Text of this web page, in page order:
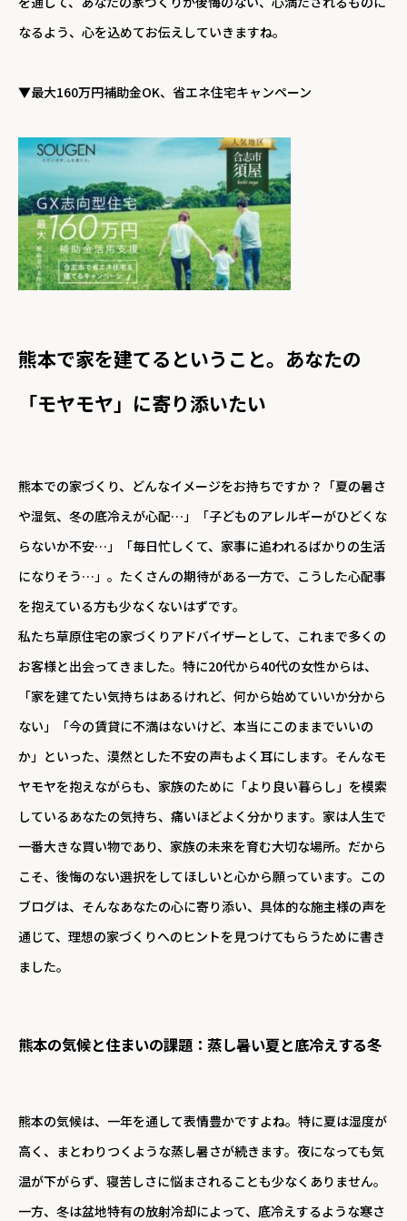
なるよう、心を込めてお伝えしていきますね。
▼最大160万円補助金OK、省エネ住宅キャンペーン
熊本で家を建てるということ。あなたの
「モヤモヤ」に寄り添いたい
熊本での家づくり、どんなイメージをお持ちですか？「夏の暑さ
や湿気、冬の底冷えが心配…」「子どものアレルギーがひどくな
らないか不安…」「毎日忙しくて、家事に追われるばかりの生活
になりそう…」。たくさんの期待がある一方で、こうした心配事
を抱えている方も少なくないはずです。
私たち草原住宅の家づくりアドバイザーとして、これまで多くの
お客様と出会ってきました。特に20代から40代の女性からは、
「家を建てたい気持ちはあるけれど、何から始めていいか分から
ない」「今の賃貸に不満はないけど、本当にこのままでいいの
か」といった、漠然とした不安の声もよく耳にします。そんなモ
ヤモヤを抱えながらも、家族のために「より良い暮らし」を模索
しているあなたの気持ち、痛いほどよく分かります。家は人生で
一番大きな買い物であり、家族の未来を育む大切な場所。だから
こそ、後悔のない選択をしてほしいと心から願っています。この
ブログは、そんなあなたの心に寄り添い、具体的な施主様の声を
通じて、理想の家づくりへのヒントを見つけてもらうために書き
ました。
熊本の気候と住まいの課題：蒸し暑い夏と底冷えする冬
熊本の気候は、一年を通して表情豊かですよね。特に夏は湿度が
高く、まとわりつくような蒸し暑さが続きます。夜になっても気
温が下がらず、寝苦しさに悩まされることも少なくありません。
一方、冬は盆地特有の放射冷却によって、底冷えするような寒さ